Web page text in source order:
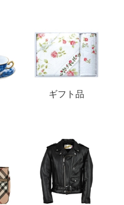
ギフト品